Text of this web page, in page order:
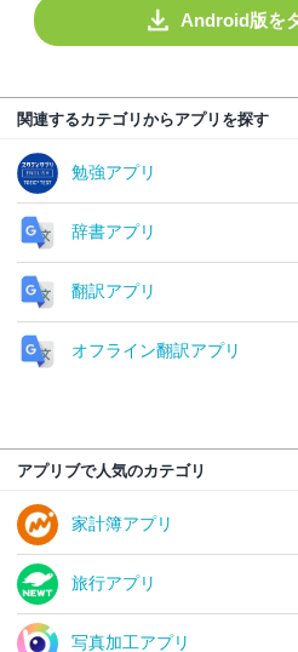
Android版を
関連するカテゴリからアプリを探す
勉強アプリ
辞書アプリ
翻訳アプリ
オフライン翻訳アプリ
アプリブで人気のカテゴリ
家計簿アプリ
旅行アプリ
写真加工アプリ